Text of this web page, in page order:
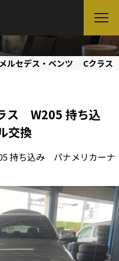
メルセデス・ベンツ Cクラ
ス W205 持ち込
交換
持ち込み パナメリカーナ